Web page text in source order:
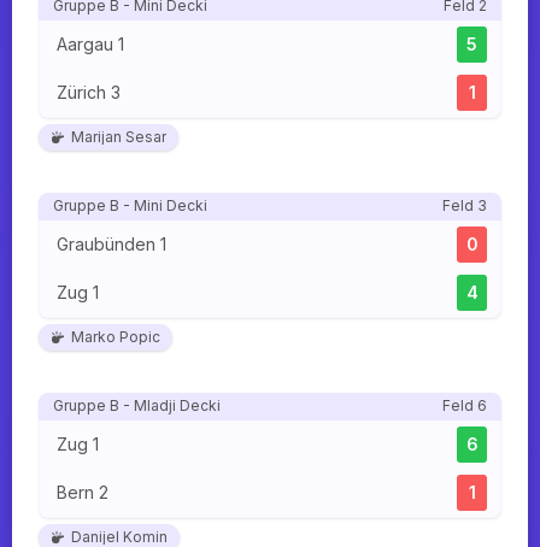
Gruppe B - Mini Decki Feld 2
Aargau 1 5
Zürich 3 1
Marijan Sesar
Gruppe B - Mini Decki Feld 3
Graubünden 1 0
Zug 1 4
Marko Popic
Gruppe B - Mladji Decki Feld 6
Zug 1 6
Bern 2 1
Danijel Komin